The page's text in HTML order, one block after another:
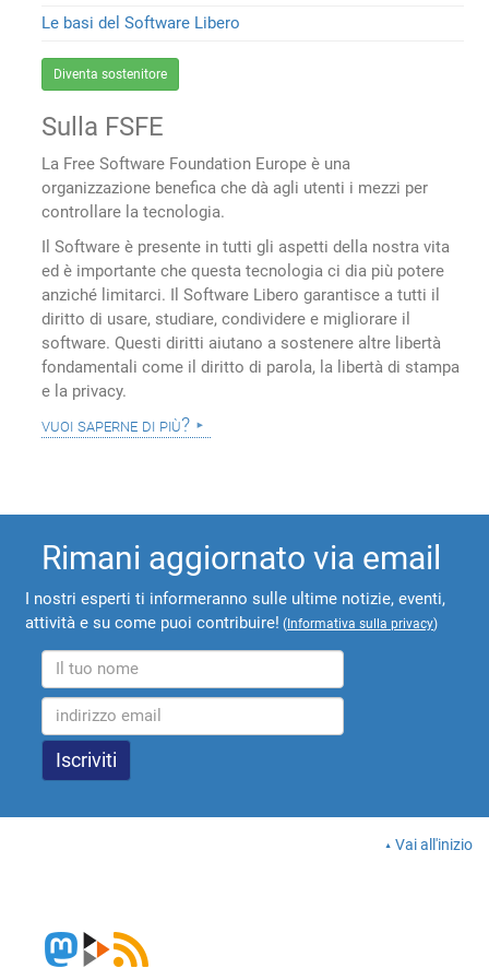
Le basi del Software Libero
Diventa sostenitore
Sulla FSFE
La Free Software Foundation Europe è una
organizzazione benefica che dà agli utenti i mezzi per
controllare la tecnologia.
Il Software è presente in tutti gli aspetti della nostra vita
ed è importante che questa tecnologia ci dia più potere
anziché limitarci. Il Software Libero garantisce a tutti il
diritto di usare, studiare, condividere e migliorare il
software. Questi diritti aiutano a sostenere altre libertà
fondamentali come il diritto di parola, la libertà di stampa
e la privacy.
vuoi saperne di più?
Rimani aggiornato via email
I nostri esperti ti informeranno sulle ultime notizie, eventi,
attività e su come puoi contribuire! (Informativa sulla privacy)
Vai all'inizio